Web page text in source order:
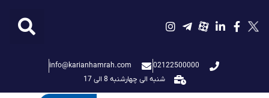
محتوا
02122500000
info@karianhamrah.com
شنبه الی چهارشنبه 8 الی 17